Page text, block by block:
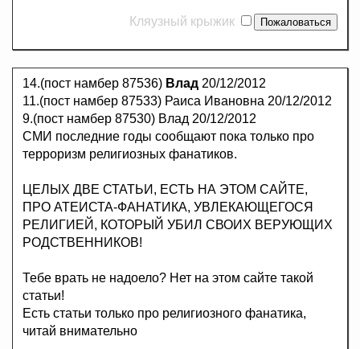
Кляузный крыжик
14.(пост намбер 87536) Влад 20/12/2012
11.(пост намбер 87533) Раиса Ивановна 20/12/2012
9.(пост намбер 87530) Влад 20/12/2012
СМИ последние годы сообщают пока только про
терроризм религиозных фанатиков.
ЦЕЛЫХ ДВЕ СТАТЬИ, ЕСТЬ НА ЭТОМ САЙТЕ,
ПРО АТЕИСТА-ФАНАТИКА, УВЛЕКАЮЩЕГОСЯ
РЕЛИГИЕЙ, КОТОРЫЙ УБИЛ СВОИХ ВЕРУЮЩИХ
РОДСТВЕННИКОВ!
Тебе врать не надоело? Нет на этом сайте такой
статьи!
Есть статьи только про религиозного фанатика,
читай внимательно